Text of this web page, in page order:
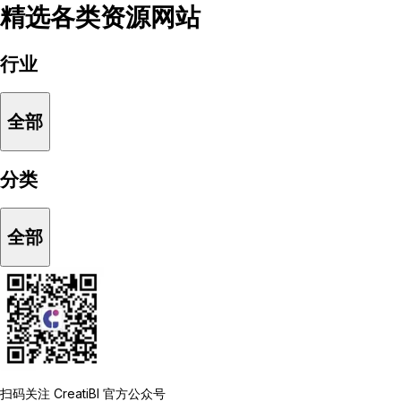
精选各类资源网站
行业
全部
分类
全部
扫码关注 CreatiBI 官方公众号